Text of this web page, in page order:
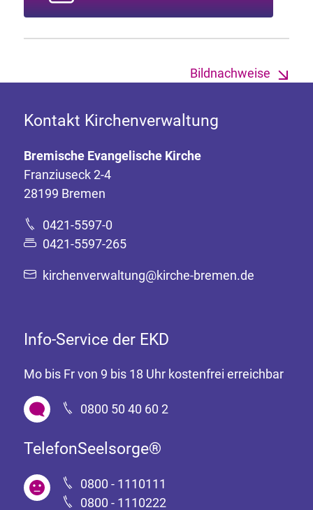
Bildnachweise
Kontakt Kirchenverwaltung
Bremische Evangelische Kirche
Franziuseck 2-4
28199 Bremen
0421-5597-0
0421-5597-265
kirchenverwaltung@kirche-bremen.de
Info-Service der EKD
Mo bis Fr von 9 bis 18 Uhr kostenfrei erreichbar
0800 50 40 60 2
TelefonSeelsorge®
0800 - 1110111
0800 - 1110222